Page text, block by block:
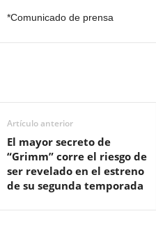
*Comunicado de prensa
Artículo anterior
El mayor secreto de
“Grimm” corre el riesgo de
ser revelado en el estreno
de su segunda temporada